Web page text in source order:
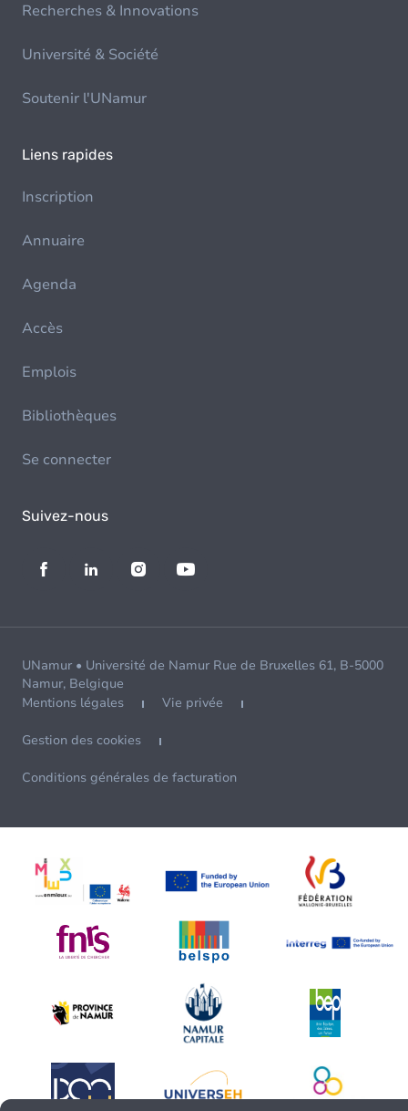
Recherches & Innovations
Université & Société
Soutenir l'UNamur
Liens rapides
Inscription
Annuaire
Agenda
Accès
Emplois
Bibliothèques
Se connecter
Suivez-nous
UNamur • Université de Namur Rue de Bruxelles 61, B-5000
Namur, Belgique
Mentions légales
Vie privée
Gestion des cookies
Conditions générales de facturation